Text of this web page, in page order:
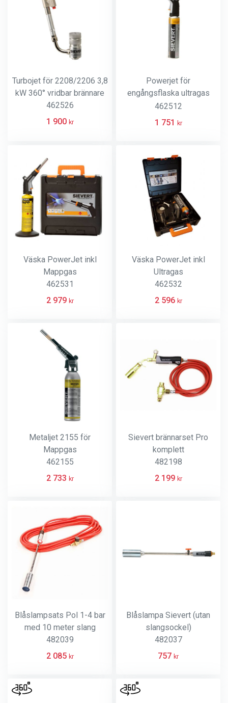
Turbojet för 2208/2206 3,8
kW 360° vridbar brännare
462526
1 900 kr
Powerjet för
engångsflaska ultragas
inkl. 2205
462512
1 751 kr
Väska PowerJet inkl
Mappgas
462531
2 979 kr
Väska PowerJet inkl
Ultragas
462532
2 596 kr
Metaljet 2155 för
Mappgas
462155
2 733 kr
Sievert brännarset Pro
komplett
482198
2 199 kr
Blåslampsats Pol 1-4 bar
med 10 meter slang
482039
2 085 kr
Blåslampa Sievert (utan
slangsockel)
482037
757 kr